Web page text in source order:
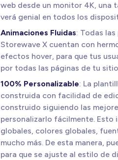
web desde un monitor 4K, una
verá genial en todos los
Animaciones Fluidas: Todas
Storewave X cuentan con
efectos hover, para que tus
por todas las páginas de tu
100% Personalizable: La
construida con facilidad de
construido siguiendo las
personalizarlo fácilmente. Esto
globales, colores globales,
mucho más. De esta manera,
para que se ajuste al estilo de